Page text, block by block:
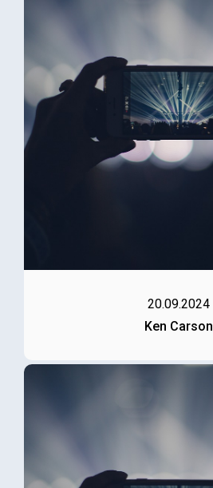
20.09.2024
Ken Carson